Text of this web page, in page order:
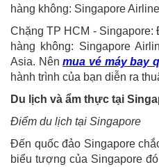
hàng không: Singapore
Chặng TP HCM -
hàng không: Singapore
Asia. Nênmua vé máy bay
hành trình của bạn diễn ra
Du lịch và ẩm thực tại
Điểm du lịch tại Singapore
Đến quốc đảo Singapore
biểu tượng của Singapore